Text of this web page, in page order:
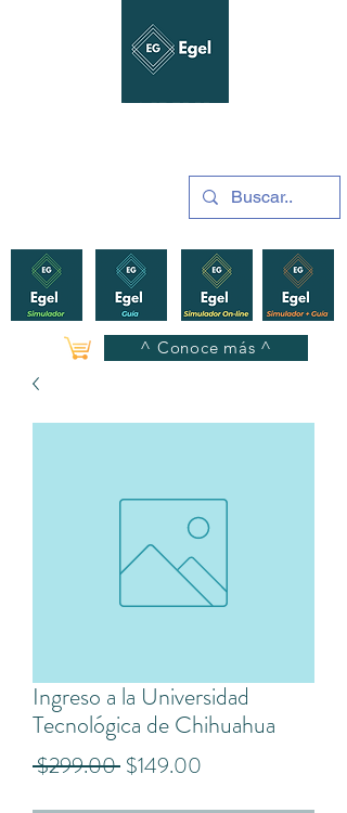
GUÍAS Y SIMULADORES
^ Conoce más ^
Ingreso a la Universidad
Tecnológica de Chihuahua
$299.00 Precio
$149.00